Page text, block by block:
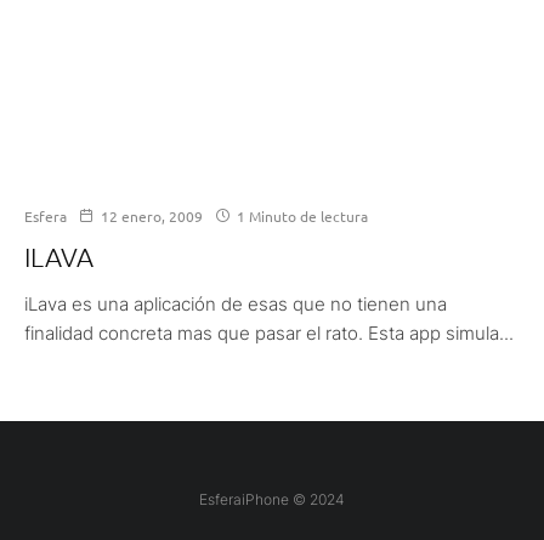
Esfera 12 enero, 2009 1 Minuto de lectura
ILAVA
iLava es una aplicación de esas que no tienen una
finalidad concreta mas que pasar el rato. Esta app simula...
EsferaiPhone © 2024